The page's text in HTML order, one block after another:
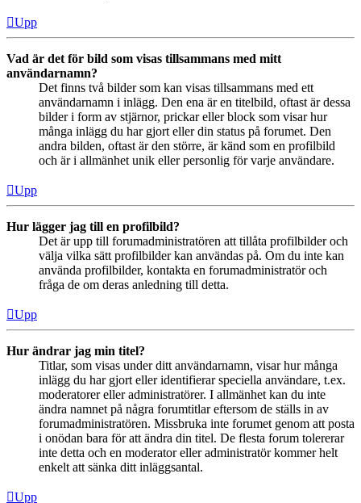
Upp
Vad är det för bild som visas tillsammans med mitt
användarnamn?
Det finns två bilder som kan visas tillsammans med ett
användarnamn i inlägg. Den ena är en titelbild, oftast är dessa
bilder i form av stjärnor, prickar eller block som visar hur
många inlägg du har gjort eller din status på forumet. Den
andra bilden, oftast är den större, är känd som en profilbild
och är i allmänhet unik eller personlig för varje användare.
Upp
Hur lägger jag till en profilbild?
Det är upp till forumadministratören att tillåta profilbilder och
välja vilka sätt profilbilder kan användas på. Om du inte kan
använda profilbilder, kontakta en forumadministratör och
fråga de om deras anledning till detta.
Upp
Hur ändrar jag min titel?
Titlar, som visas under ditt användarnamn, visar hur många
inlägg du har gjort eller identifierar speciella användare, t.ex.
moderatorer eller administratörer. I allmänhet kan du inte
ändra namnet på några forumtitlar eftersom de ställs in av
forumadministratören. Missbruka inte forumet genom att posta
i onödan bara för att ändra din titel. De flesta forum tolererar
inte detta och en moderator eller administratör kommer helt
enkelt att sänka ditt inläggsantal.
Upp